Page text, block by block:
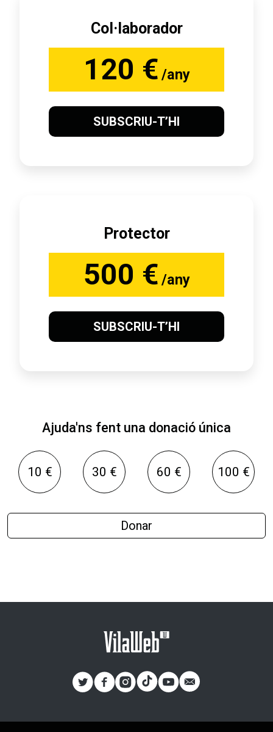
Col·laborador
120 € /any
SUBSCRIU-T’HI
Protector
500 € /any
SUBSCRIU-T’HI
Ajuda'ns fent una donació única
10 € 30 € 60 € 100 €
Donar